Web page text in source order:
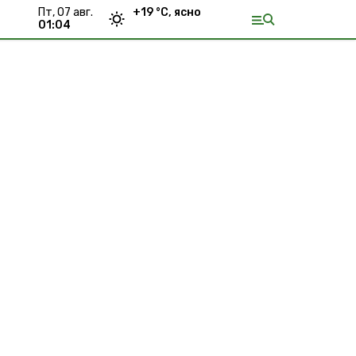
пт, 07 авг.
01:04
+19 °С, ясно